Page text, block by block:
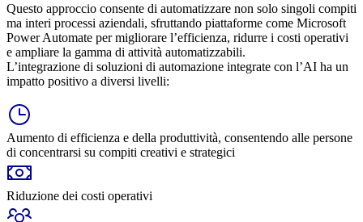
Questo approccio consente di automatizzare non solo singoli compiti
ma interi processi aziendali, sfruttando piattaforme come Microsoft
Power Automate per migliorare l’efficienza, ridurre i costi operativi
e ampliare la gamma di attività automatizzabili.
L’integrazione di soluzioni di automazione integrate con l’AI ha un
impatto positivo a diversi livelli:
Aumento di efficienza e della produttività, consentendo alle persone
di concentrarsi su compiti creativi e strategici
Riduzione dei costi operativi